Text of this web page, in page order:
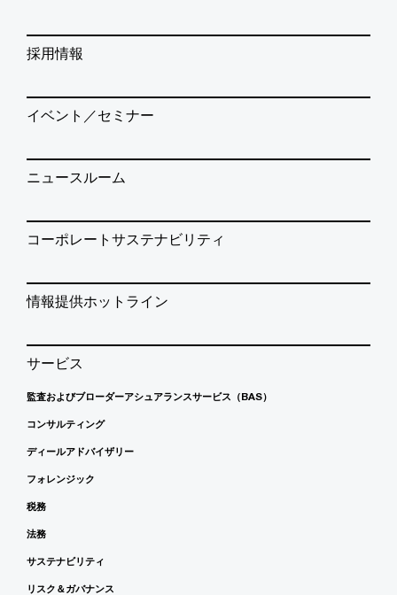
採用情報
イベント／セミナー
ニュースルーム
コーポレートサステナビリティ
情報提供ホットライン
サービス
監査およびブローダーアシュアランスサービス（BAS）
コンサルティング
ディールアドバイザリー
フォレンジック
税務
法務
サステナビリティ
リスク＆ガバナンス